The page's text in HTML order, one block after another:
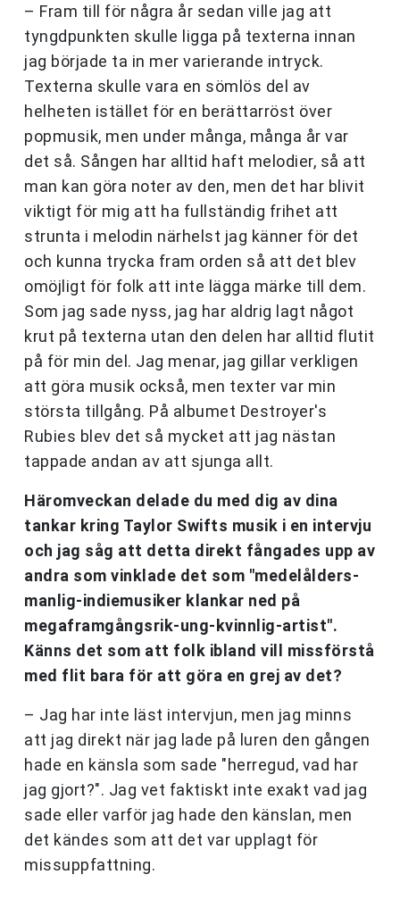
– Fram till för några år sedan ville jag att
tyngdpunkten skulle ligga på texterna innan
jag började ta in mer varierande intryck.
Texterna skulle vara en sömlös del av
helheten istället för en berättarröst över
popmusik, men under många, många år var
det så. Sången har alltid haft melodier, så att
man kan göra noter av den, men det har blivit
viktigt för mig att ha fullständig frihet att
strunta i melodin närhelst jag känner för det
och kunna trycka fram orden så att det blev
omöjligt för folk att inte lägga märke till dem.
Som jag sade nyss, jag har aldrig lagt något
krut på texterna utan den delen har alltid flutit
på för min del. Jag menar, jag gillar verkligen
att göra musik också, men texter var min
största tillgång. På albumet Destroyer's
Rubies blev det så mycket att jag nästan
tappade andan av att sjunga allt.
Häromveckan delade du med dig av dina
tankar kring Taylor Swifts musik i en intervju
och jag såg att detta direkt fångades upp av
andra som vinklade det som "medelålders-
manlig-indiemusiker klankar ned på
megaframgångsrik-ung-kvinnlig-artist".
Känns det som att folk ibland vill missförstå
med flit bara för att göra en grej av det?
– Jag har inte läst intervjun, men jag minns
att jag direkt när jag lade på luren den gången
hade en känsla som sade "herregud, vad har
jag gjort?". Jag vet faktiskt inte exakt vad jag
sade eller varför jag hade den känslan, men
det kändes som att det var upplagt för
missuppfattning.